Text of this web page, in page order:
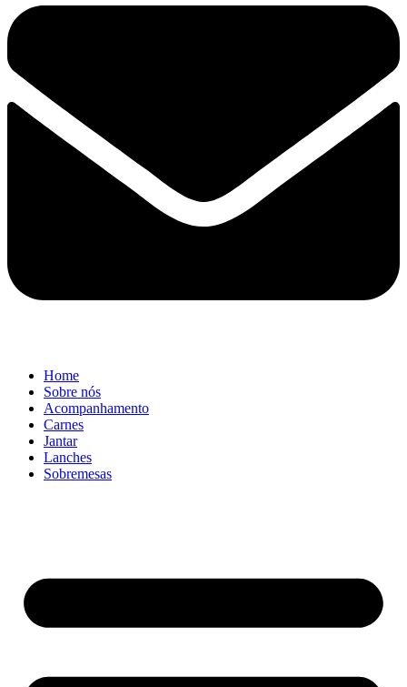
Home
Sobre nós
Acompanhamento
Carnes
Jantar
Lanches
Sobremesas